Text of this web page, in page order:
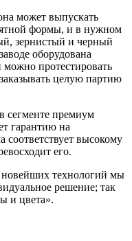
может выпускать
формы, и в нужном
зернистый и черный
оборудована
можно протестировать
целую партию
сегменте премиум
гарантию на
соответствует высокому
его.
технологий мы
решение; так
и цвета».